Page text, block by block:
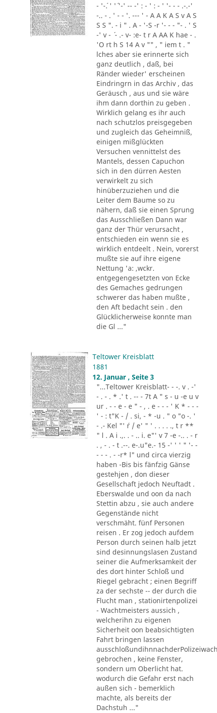
- '-´. ' '´ '-' -- -' : - ' : - ' '- - - .-.-'
-.. - . ' - - '. --- ' - A A K A S v A S
S S ". - i " . A - '-S -r '- - - "- . ' S
-' v - ´ - .- v- :e- t r A AA K hae - .
'O rt h S 14 A v "" , " iem t . "
lches aber sie erinnerte sich
ganz deutlich , daß, bei
Ränder wieder' erscheinen
Eindringrn in das Archiv , das
Geräusch , aus und sie wäre
ihm dann dorthin zu geben .
Wirklich gelang es ihr auch
nach schutzlos preisgegeben
und zugleich das Geheimniß,
einigen mißglückten
Versuchen vennittelst des
Mantels, dessen Capuchon
sich in den dürren Aesten
verwirkelt zu sich
hinüberzuziehen und die
Leiter dem Baume so zu
nähern, daß sie einen Sprung
das Ausschließen Dann war
ganz der Thür verursacht ,
entschieden ein wenn sie es
wirklich entdeelt . Nein, vorerst
mußte sie auf ihre eigene
Nettung 'a: ,wckr.
entgegengesetzten von Ecke
des Gemaches gedrungen
schwerer das haben mußte ,
den Aft bedacht sein . den
Glücklicherweise konnte man
die Gl ..."
Teltower Kreisblatt
1881
12. Januar , Seite 3
"...Teltower Kreisblatt- - -. v . -'
- . - . * .' t . -- - 7t A " s - u -e u v
ur . - - e - e " - , . e - - - ' K * - - -
' - : t"K - / . si, - * -u . " o "o -. '
- .- Kel "' ´r / e' " ' . . . . ., t r **
" l . A i .,. . - .. i. e"' v 7 -e -.. . - r
. , - . - t .--. e-.u"e.- 15 -' ' ' " '- -
- - - . - -r* l" und circa vierzig
haben -Bis bis fänfzig Gänse
gestehjen , don dieser
Gesellschaft jedoch Neuftadt .
Eberswalde und oon da nach
Stettin abzu , sie auch andere
Gegenstände nicht
verschmäht. fünf Personen
reisen . Er zog jedoch aufdem
Person durch seinen halb jetzt
sind desinnungslasen Zustand
seiner die Aufmerksamkeit der
des dort hinter Schloß und
Riegel gebracht ; einen Begriff
za der sechste -- der durch die
Flucht man , stationirtenpolizei
- Wachtmeisters aussich ,
welcherihn zu eigenen
Sicherheit oon beabsichtigten
Fahrt bringen lassen
gebrochen , keine Fenster,
sondern um Oberlicht hat.
wodurch die Gefahr erst nach
außen sich - bemerklich
machte, als bereits der
Dachstuh ..."